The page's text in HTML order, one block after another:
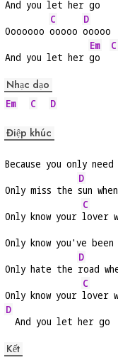
And you let her go
Ooooooo
C
ooooo
D
ooooo
And you let her
Em
go
C
Nhạc dạo
Em C D
Điệp khúc
Because you only
Only miss the
D
sun
Only know your
C
lover
Only know you've been
Only hate the
D
road
Only know your
C
lover
D
  And you let her go
Kết